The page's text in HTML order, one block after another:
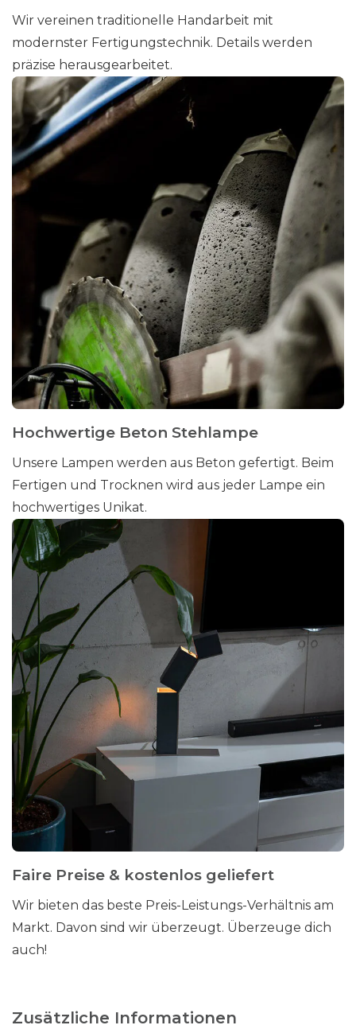
Wir vereinen traditionelle Handarbeit mit
modernster Fertigungstechnik. Details werden
präzise herausgearbeitet.
Hochwertige Beton Stehlampe
Unsere Lampen werden aus Beton gefertigt. Beim
Fertigen und Trocknen wird aus jeder Lampe ein
hochwertiges Unikat.
Faire Preise & kostenlos geliefert
Wir bieten das beste Preis-Leistungs-Verhältnis am
Markt. Davon sind wir überzeugt. Überzeuge dich
auch!
Zusätzliche Informationen